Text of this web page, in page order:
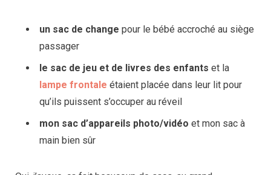
un sac de change pour le bébé accroché au siège
passager
le sac de jeu et de livres des enfants et la
lampe frontale étaient placée dans leur lit pour
qu’ils puissent s’occuper au réveil
mon sac d’appareils photo/vidéo et mon sac à
main bien sûr